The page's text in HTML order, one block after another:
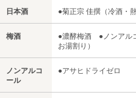
日本酒 ●菊正宗 佳撰（冷酒・
梅酒
●濃酵梅酒 ●ノンアル
お湯割り）
ノンアルコ
ール
●アサヒドライゼロ